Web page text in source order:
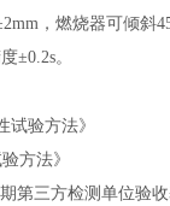
，燃烧器可倾斜
±0.2s。
试验方法》
方法》
第三方检测单位